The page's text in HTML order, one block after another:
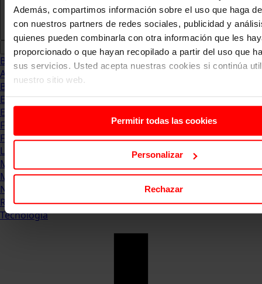
Además, compartimos información sobre el uso que haga
con nuestros partners de redes sociales, publicidad y
quienes pueden combinarla con otra información que les
proporcionado o que hayan recopilado a partir del uso que
sus servicios. Usted acepta nuestras cookies si continúa
nuestro sitio web.
Permitir todas las cookies
Personalizar
Rechazar
Blog
Abogacia
Business
Empleo & Emprendimiento
Empresas
Finanzas
Formación & Estudios
Luxury
Management
Marketing & Comunicación
Negocios
Recursos Humanos
Tecnología